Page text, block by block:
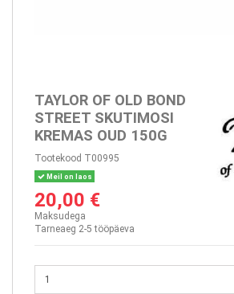
TAYLOR OF OLD BOND
STREET SKUTIMOSI
KREMAS OUD 150G
Tootekood T00995
Meil on laos
20,00 €
Maksudega
Tarneaeg 2-5 tööpäeva